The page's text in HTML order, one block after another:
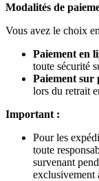
Modalités de
Vous avez le choix
Paiement en
toute sécurité
Paiement sur
lors du retrait
Important :
Pour les
toute
survenant
exclusivement